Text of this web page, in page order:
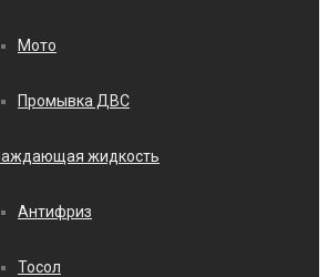
Мото
Промывка ДВС
жидкость
Антифриз
Тосол